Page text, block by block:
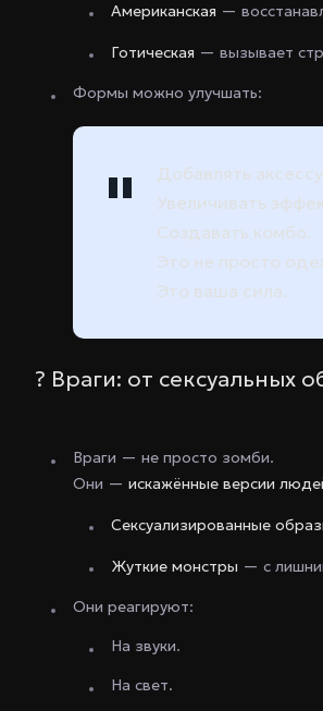
Американская —
Готическая — вызывает
Формы можно улучшать:
Добавлять
Увеличивать
Создавать комбо.
Это не просто
Это ваша сила.
? Враги: от сексуальных
Враги — не просто зомби.
Они — искажённые версии
Сексуализированные
Жуткие монстры — с
Они реагируют:
На звуки.
На свет.